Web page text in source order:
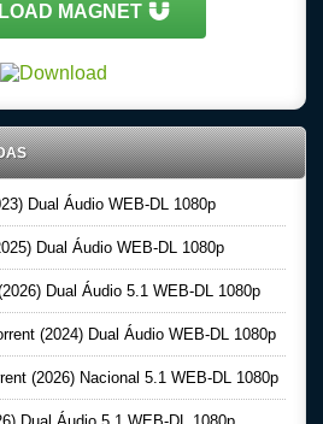
MAGNET
Dual Áudio WEB-DL 1080p
Dual Áudio WEB-DL 1080p
Dual Áudio 5.1 WEB-DL 1080p
(2024) Dual Áudio WEB-DL 1080p
(2026) Nacional 5.1 WEB-DL 1080p